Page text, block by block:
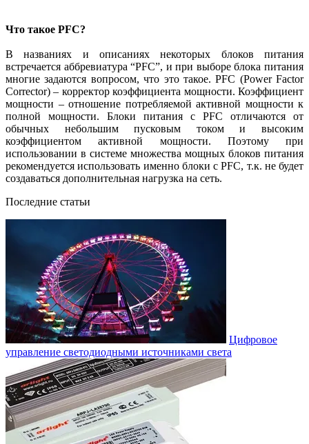
Что такое PFC?
В названиях и описаниях некоторых блоков питания
встречается аббревиатура “PFC”, и при выборе блока питания
многие задаются вопросом, что это такое. PFC (Power Factor
Corrector) – корректор коэффициента мощности. Коэффициент
мощности – отношение потребляемой активной мощности к
полной мощности. Блоки питания с PFC отличаются от
обычных небольшим пусковым током и высоким
коэффициентом активной мощности. Поэтому при
использовании в системе множества мощных блоков питания
рекомендуется использовать именно блоки с PFC, т.к. не будет
создаваться дополнительная нагрузка на сеть.
Последние статьи
Цифровое
управление светодиодными источниками света